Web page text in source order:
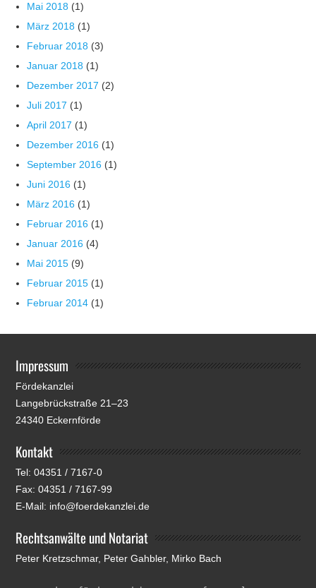
Mai 2018 (1)
März 2018 (1)
Februar 2018 (3)
Januar 2018 (1)
Dezember 2017 (2)
Juli 2017 (1)
April 2017 (1)
Dezember 2016 (1)
September 2016 (1)
Juni 2016 (1)
März 2016 (1)
Februar 2016 (1)
Januar 2016 (4)
Mai 2015 (9)
Februar 2015 (1)
Februar 2014 (1)
Impressum
Fördekanzlei
Langebrückstraße 21–23
24340 Eckernförde
Kontakt
Tel: 04351 / 7167-0
Fax: 04351 / 7167-99
E-Mail: info@foerdekanzlei.de
Rechtsanwälte und Notariat
Peter Kretzschmar, Peter Gahbler, Mirko Bach